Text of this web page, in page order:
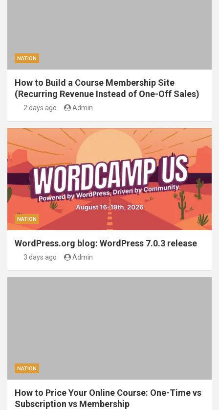
NATION
How to Build a Course Membership Site
(Recurring Revenue Instead of One-Off Sales)
2 days ago Admin
NATION
WordPress.org blog: WordPress 7.0.3 release
3 days ago Admin
NATION
How to Price Your Online Course: One-Time vs
Subscription vs Membership